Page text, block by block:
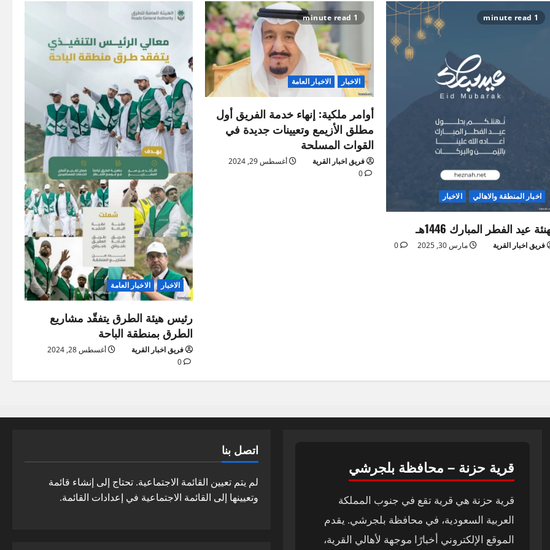
1 minute read
اخبار المنطقة والاهالي الاخبار
عيد الفطر المبارك 1446هـ
فريق اخبار القرية مارس 30, 2025 0
1 minute read
الاخبار الاخبار العامة
أوامر ملكية: إنهاء خدمة الفريق أول
مطلق الأزيمع وتعيينات جديدة في
القوات المسلحة
فريق اخبار القرية
أغسطس 29, 2024
0
الاخبار الاخبار العامة
رئيس هيئة الطرق يتفقّد مشاريع
الطرق بمنطقة الباحة
فريق اخبار القرية
أغسطس 28, 2024
0
قرية حزنة – محافظة بلجرشي
قرية حزنة هي قرية تقع في جنوب المملكة
العربية السعودية، في محافظة بلجرشي. يقدم
الموقع الإلكتروني أخبارًا موجهة لأهالي القرية،
اتصل بنا
لم يتم تعيين القائمة الاجتماعية. تحتاج إلى إنشاء قائمة
وتعيينها إلى القائمة الاجتماعية في إعدادات القائمة.